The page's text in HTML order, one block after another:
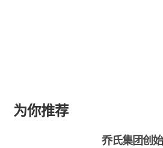
为你推荐
乔氏集团创